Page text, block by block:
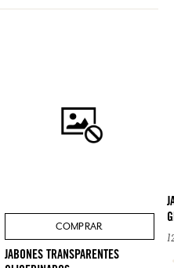
COMPRAR
JABONES TRANSPARENTES